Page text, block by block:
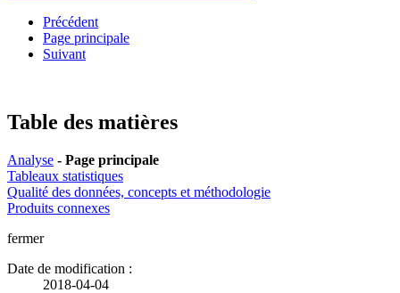
Précédent
Page principale
Suivant
Table des matières
Analyse - Page principale
Tableaux statistiques
Qualité des données, concepts et méthodologie
Produits connexes
fermer
Date de modification :
2018-04-04